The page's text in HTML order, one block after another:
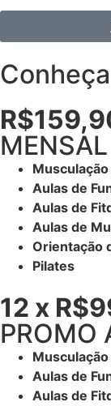
MENSAL
Aulas de
Aulas de
Aulas de
Orientação
Pilates
12 x
PROMO
Aulas de
Aulas de